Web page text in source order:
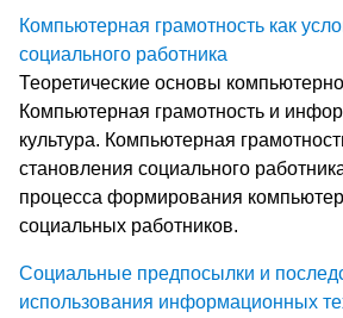
Компьютерная грамотность как
социального работника
Теоретические основы
Компьютерная грамотность и
культура. Компьютерная
становления социального
процесса формирования
социальных работников.
Социальные предпосылки и
использования информационных